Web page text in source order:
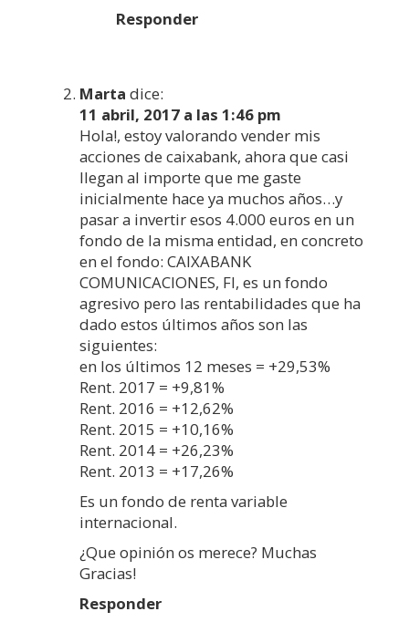
Responder
Marta dice:
11 abril, 2017 a las 1:46 pm
Hola!, estoy valorando vender mis
acciones de caixabank, ahora que casi
llegan al importe que me gaste
inicialmente hace ya muchos años…y
pasar a invertir esos 4.000 euros en un
fondo de la misma entidad, en concreto
en el fondo: CAIXABANK
COMUNICACIONES, FI, es un fondo
agresivo pero las rentabilidades que ha
dado estos últimos años son las
siguientes:
en los últimos 12 meses = +29,53%
Rent. 2017 = +9,81%
Rent. 2016 = +12,62%
Rent. 2015 = +10,16%
Rent. 2014 = +26,23%
Rent. 2013 = +17,26%
Es un fondo de renta variable
internacional.
¿Que opinión os merece? Muchas
Gracias!
Responder